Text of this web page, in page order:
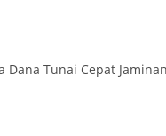
Tunai Cepat